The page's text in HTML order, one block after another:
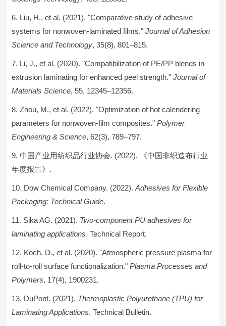
Liu, H., et al. (2021). "Comparative study of adhesive
systems for nonwoven-laminated films."Journal of Adhesion
Science and Technology, 35(8), 801–815.
Li, J., et al. (2020). "Compatibilization of PE/PP blends in
extrusion laminating for enhanced peel strength."Journal of
Materials Science, 55, 12345–12356.
Zhou, M., et al. (2022). "Optimization of hot calendering
parameters for nonwoven-film composites."Polymer
Engineering & Science, 62(3), 789–797.
中国产业用纺织品行业协会. (2022). 《中国非织造布行业
年度报告》.
Dow Chemical Company. (2022).Adhesives for Flexible
Packaging: Technical Guide.
Sika AG. (2021). Two-component PU adhesives for
laminating applications. Technical Report.
Koch, D., et al. (2020). "Atmospheric pressure plasma for
roll-to-roll surface functionalization."Plasma Processes and
Polymers, 17(4), 1900231.
DuPont. (2021). Thermoplastic Polyurethane (TPU) for
Laminating Applications. Technical Bulletin.